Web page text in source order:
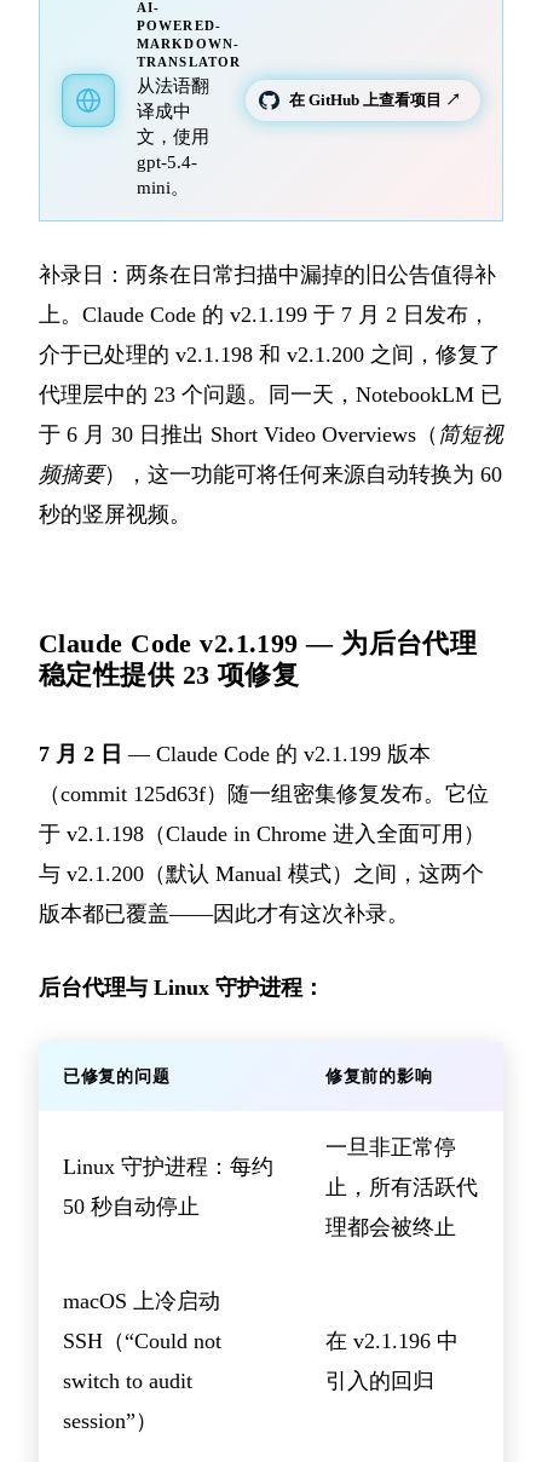
AI-
POWERED-
MARKDOWN-
TRANSLATOR
从法语翻
译成中
文，使用
gpt-5.4-
mini。
在 GitHub 上查看项目 ↗
补录日：两条在日常扫描中漏掉的旧公告值得补
上。Claude Code 的 v2.1.199 于 7 月 2 日发布，
介于已处理的 v2.1.198 和 v2.1.200 之间，修复了
代理层中的 23 个问题。同一天，NotebookLM 已
于 6 月 30 日推出 Short Video Overviews（ 简短视
频摘要），这一功能可将任何来源自动转换为 60
秒的竖屏视频。
Claude Code v2.1.199 — 为后台代理
稳定性提供 23 项修复
7 月 2 日 — Claude Code 的 v2.1.199 版本
（commit 125d63f）随一组密集修复发布。它位
于 v2.1.198（Claude in Chrome 进入全面可用）
与 v2.1.200（默认 Manual 模式）之间，这两个
版本都已覆盖——因此才有这次补录。
后台代理与 Linux 守护进程：
已修复的问题 修复前的影响
Linux 守护进程：每约
50 秒自动停止
一旦非正常停
止，所有活跃代
理都会被终止
macOS 上冷启动
SSH（“Could not
switch to audit
session”）
在 v2.1.196 中
引入的回归